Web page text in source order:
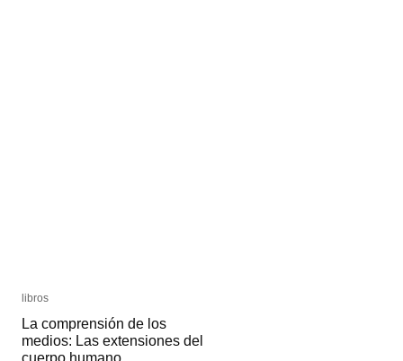
libros
La comprensión de los
medios: Las extensiones del
cuerpo humano
libros
La comprensión de los
medios: Las extensiones del
cuerpo humano